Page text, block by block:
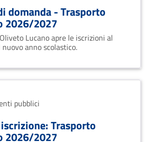
domanda - Trasporto
2026/2027
Lucano apre le iscrizioni al
anno scolastico.
pubblici
Trasporto
2026/2027